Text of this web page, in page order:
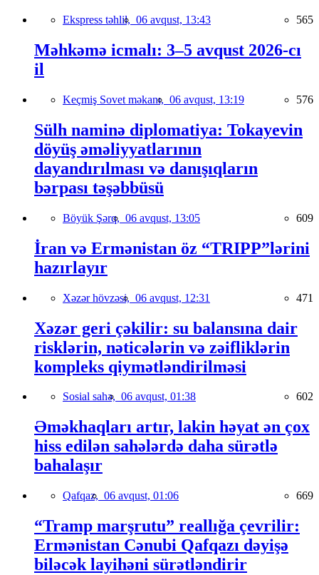
Ekspress təhlil, 06 avqust, 13:43 565
Məhkəmə icmalı: 3–5 avqust 2026-cı
il
Keçmiş Sovet məkanı, 06 avqust, 13:19 576
Sülh naminə diplomatiya: Tokayevin
döyüş əməliyyatlarının
dayandırılması və danışıqların
bərpası təşəbbüsü
Böyük Şərq, 06 avqust, 13:05 609
İran və Ermənistan öz “TRIPP”lərini
hazırlayır
Xəzər hövzəsi, 06 avqust, 12:31 471
Xəzər geri çəkilir: su balansına dair
risklərin, nəticələrin və zəifliklərin
kompleks qiymətləndirilməsi
Sosial sahə, 06 avqust, 01:38 602
Əməkhaqları artır, lakin həyat ən çox
hiss edilən sahələrdə daha sürətlə
bahalaşır
Qafqaz, 06 avqust, 01:06 669
“Tramp marşrutu” reallığa çevrilir:
Ermənistan Cənubi Qafqazı dəyişə
biləcək layihəni sürətləndirir